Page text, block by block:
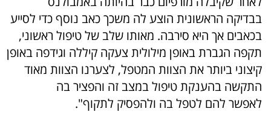
בבדיקה הראשונית הוצע לה משכך כאב נוסף כדי לסייע
בכאבים אך היא סירבה. מאותו שלב של טיפול ראשוני,
תקפה הגברת באופן מילולית צעקה קיללה וגידפה באופן
קיצוני ביותר את הצוות המטפל, לצערנו הצוות מאוד
התקשה בהענקת טיפול במצב זה והפציר בה
לאפשר להם לטפל בה ולהפסיק לתקוף".